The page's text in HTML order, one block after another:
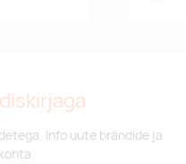
Info uute brändide ja